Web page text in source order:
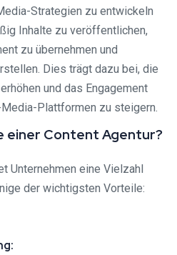
Strategien zu entwickeln
Inhalte zu veröffentlichen,
zu übernehmen und
Dies trägt dazu bei, die
und das Engagement
Plattformen zu steigern.
einer Content Agentur?
Unternehmen eine Vielzahl
der wichtigsten Vorteile: